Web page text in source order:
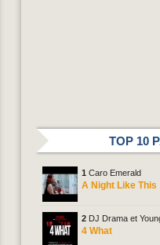
TOP 10
1 Caro Emerald
A Night Like This
2 DJ Drama et
4 What